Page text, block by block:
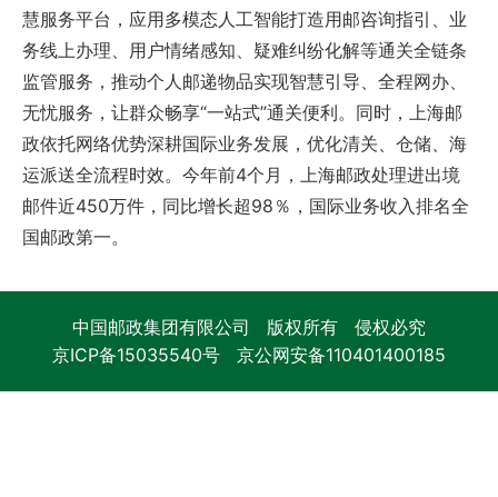
慧服务平台，应用多模态人工智能打造用邮咨询指引、业
务线上办理、用户情绪感知、疑难纠纷化解等通关全链条
监管服务，推动个人邮递物品实现智慧引导、全程网办、
无忧服务，让群众畅享“一站式”通关便利。同时，上海邮
政依托网络优势深耕国际业务发展，优化清关、仓储、海
运派送全流程时效。今年前4个月，上海邮政处理进出境
邮件近450万件，同比增长超98％，国际业务收入排名全
国邮政第一。
中国邮政集团有限公司 版权所有 侵权必究
京ICP备15035540号 京公网安备110401400185